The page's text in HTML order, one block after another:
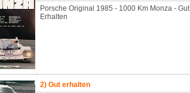
Porsche Original 1985 - 1000 Km Monza - Gut
Erhalten
2) Gut erhalten